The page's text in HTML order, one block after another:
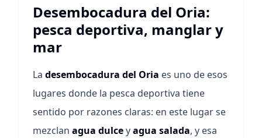
Desembocadura del Oria:
pesca deportiva, manglar y
mar
La desembocadura del Oria es uno de esos
lugares donde la pesca deportiva tiene
sentido por razones claras: en este lugar se
mezclan agua dulceyagua salada, y esa